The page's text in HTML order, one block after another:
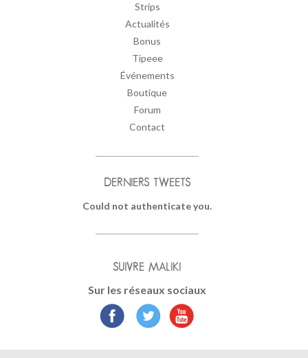
Strips
Actualités
Bonus
Tipeee
Événements
Boutique
Forum
Contact
DERNIERS TWEETS
Could not authenticate you.
SUIVRE MALIKI
Sur les réseaux sociaux